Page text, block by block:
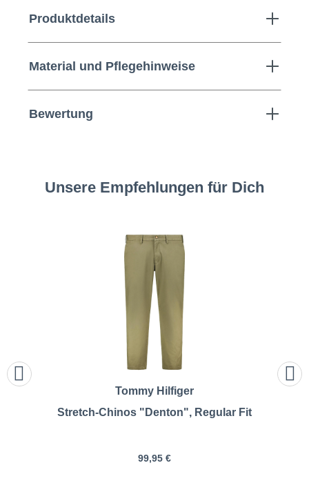
Produktdetails
Material und Pflegehinweise
Bewertung
Unsere Empfehlungen für Dich
Tommy Hilfiger
Stretch-Chinos "Denton", Regular Fit
99,95 €